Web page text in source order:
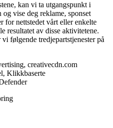
kan vi ta utgangspunkt i
vise deg reklame, sponset
for nettstedet vårt eller enkelte
resultatet av disse aktivitetene.
følgende tredjepartstjenester på
creativecdn.com
Klikkbaserte